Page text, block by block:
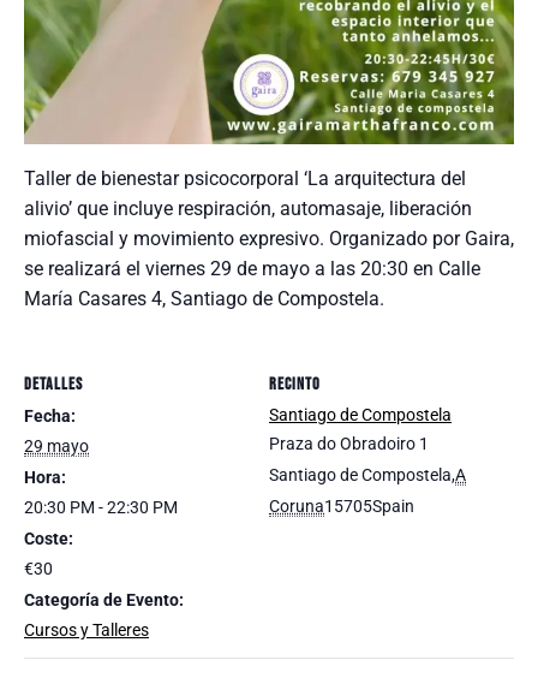
Taller de bienestar psicocorporal ‘La arquitectura del
alivio’ que incluye respiración, automasaje, liberación
miofascial y movimiento expresivo. Organizado por Gaira,
se realizará el viernes 29 de mayo a las 20:30 en Calle
María Casares 4, Santiago de Compostela.
DETALLES
Fecha:
29 mayo
Hora:
20:30 PM - 22:30 PM
Coste:
€30
Categoría de Evento:
Cursos y Talleres
RECINTO
Santiago de Compostela
Praza do Obradoiro 1
Santiago de Compostela,A
Coruna15705Spain